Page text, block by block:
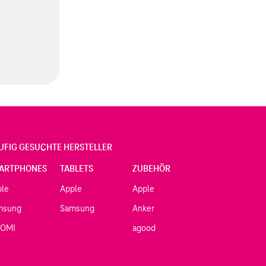
GESUCHTE HERSTELLER
TABLETS
Apple
Samsung
ZUBEHÖR
Apple
Anker
agood